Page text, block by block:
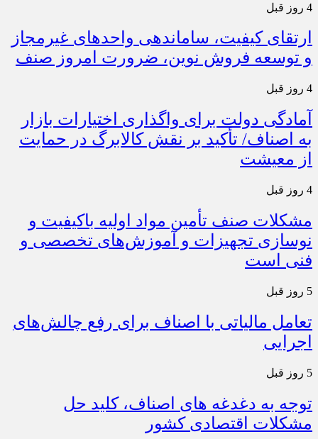
4 روز قبل
ارتقای کیفیت، ساماندهی واحدهای غیرمجاز
و توسعه فروش نوین، ضرورت امروز صنف
4 روز قبل
آمادگی دولت برای واگذاری اختیارات بازار
به اصناف/ تأکید بر نقش کالابرگ در حمایت
از معیشت
4 روز قبل
مشکلات صنف تأمین مواد اولیه باکیفیت و
نوسازی تجهیزات و آموزش‌های تخصصی و
فنی است
5 روز قبل
تعامل مالیاتی با اصناف برای رفع چالش‌های
اجرایی
5 روز قبل
توجه به دغدغه های اصناف، کلید حل
مشکلات اقتصادی کشور